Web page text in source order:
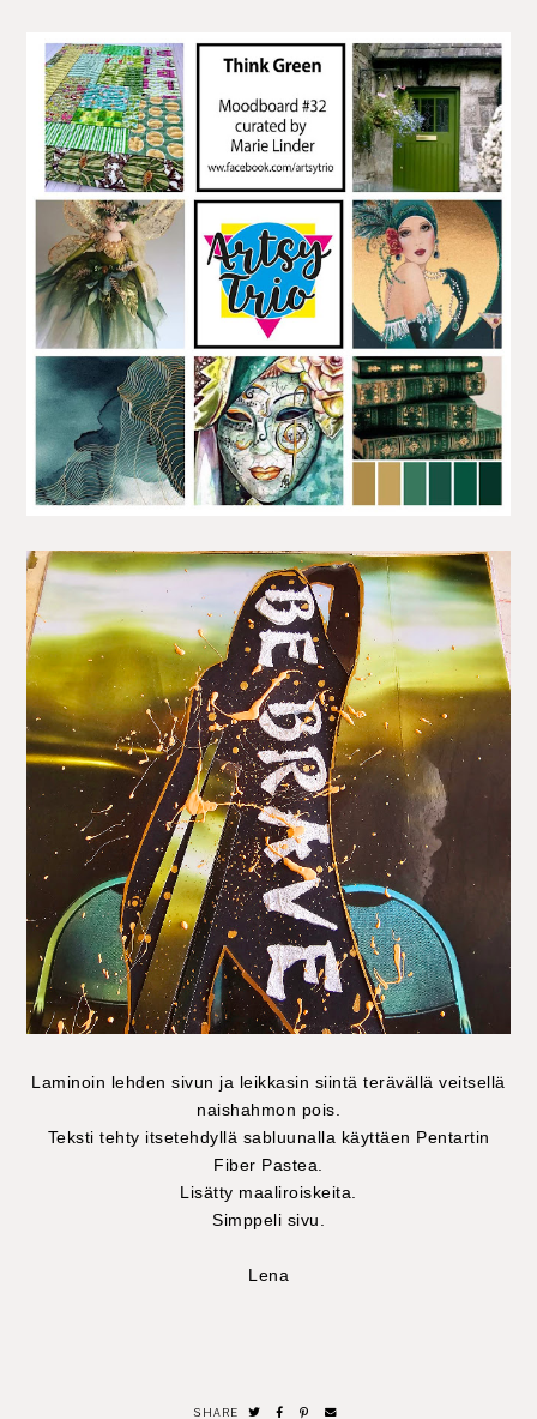
Laminoin lehden sivun ja leikkasin siintä terävällä veitsellä
naishahmon pois.
Teksti tehty itsetehdyllä sabluunalla käyttäen Pentartin
Fiber Pastea.
Lisätty maaliroiskeita.
Simppeli sivu.
Lena
SHARE